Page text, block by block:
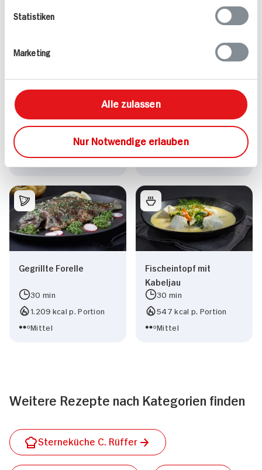
Statistiken
Marketing
Alle zulassen
Nur Notwendige erlauben
1.127 kcal p. Portion
Vegetarisch
80 min
1.043 kcal p. Portion
Leicht
Gegrillte Forelle
30 min
1.209 kcal p. Portion
Mittel
Fischeintopf mit
Kabeljau
30 min
547 kcal p. Portion
Mittel
Weitere Rezepte nach Kategorien finden
Sterneküche C. Rüffer